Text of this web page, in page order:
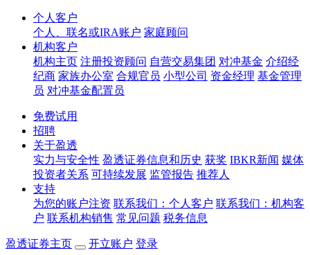
个人客户
个人、联名或IRA账户 家庭顾问
机构客户
机构主页 注册投资顾问 自营交易集团 对冲基金 介绍经
纪商 家族办公室 合规官员 小型公司 资金经理 基金管理
员 对冲基金配置员
免费试用
招聘
关于盈透
实力与安全性 盈透证券信息和历史 获奖 IBKR新闻 媒体
投资者关系 可持续发展 监管报告 推荐人
支持
为您的账户注资 联系我们：个人客户 联系我们：机构客
户 联系机构销售 常见问题 税务信息
盈透证券主页 开立账户 登录